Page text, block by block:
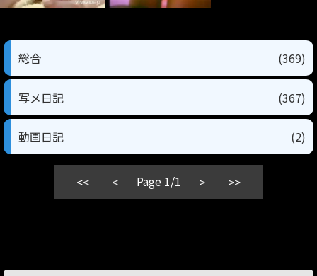
総合 (369)
写メ日記 (367)
動画日記 (2)
Page 1/1
<< < > >>